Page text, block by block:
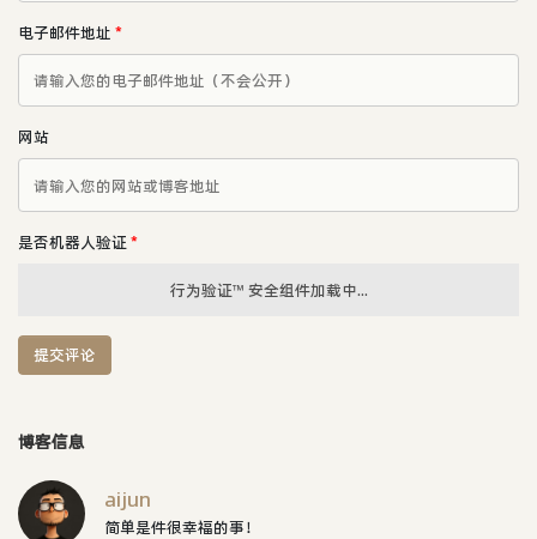
电子邮件地址 *
网站
是否机器人验证 *
行为验证™ 安全组件加载中...
提交评论
博客信息
aijun
简单是件很幸福的事！